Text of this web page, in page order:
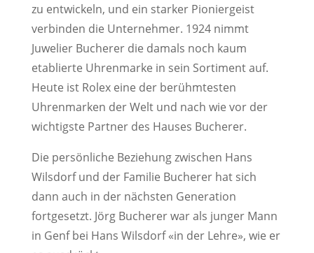
zu entwickeln, und ein starker Pioniergeist
verbinden die Unternehmer. 1924 nimmt
Juwelier Bucherer die damals noch kaum
etablierte Uhrenmarke in sein Sortiment auf.
Heute ist Rolex eine der berühmtesten
Uhrenmarken der Welt und nach wie vor der
wichtigste Partner des Hauses Bucherer.
Die persönliche Beziehung zwischen Hans
Wilsdorf und der Familie Bucherer hat sich
dann auch in der nächsten Generation
fortgesetzt. Jörg Bucherer war als junger Mann
in Genf bei Hans Wilsdorf «in der Lehre», wie er